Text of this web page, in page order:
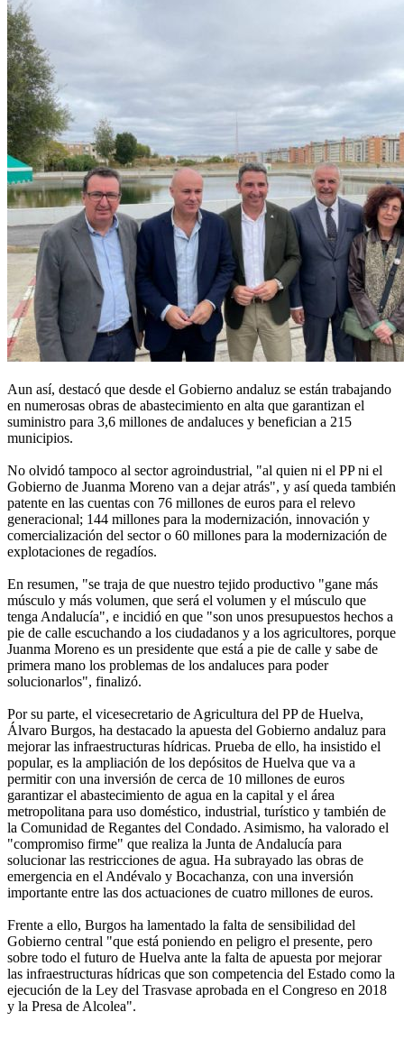
Aun así, destacó que desde el Gobierno andaluz se están trabajando
en numerosas obras de abastecimiento en alta que garantizan el
suministro para 3,6 millones de andaluces y benefician a 215
municipios.
No olvidó tampoco al sector agroindustrial, "al quien ni el PP ni el
Gobierno de Juanma Moreno van a dejar atrás", y así queda también
patente en las cuentas con 76 millones de euros para el relevo
generacional; 144 millones para la modernización, innovación y
comercialización del sector o 60 millones para la modernización de
explotaciones de regadíos.
En resumen, "se traja de que nuestro tejido productivo "gane más
músculo y más volumen, que será el volumen y el músculo que
tenga Andalucía", e incidió en que "son unos presupuestos hechos a
pie de calle escuchando a los ciudadanos y a los agricultores, porque
Juanma Moreno es un presidente que está a pie de calle y sabe de
primera mano los problemas de los andaluces para poder
solucionarlos", finalizó.
Por su parte, el vicesecretario de Agricultura del PP de Huelva,
Álvaro Burgos, ha destacado la apuesta del Gobierno andaluz para
mejorar las infraestructuras hídricas. Prueba de ello, ha insistido el
popular, es la ampliación de los depósitos de Huelva que va a
permitir con una inversión de cerca de 10 millones de euros
garantizar el abastecimiento de agua en la capital y el área
metropolitana para uso doméstico, industrial, turístico y también de
la Comunidad de Regantes del Condado. Asimismo, ha valorado el
"compromiso firme" que realiza la Junta de Andalucía para
solucionar las restricciones de agua. Ha subrayado las obras de
emergencia en el Andévalo y Bocachanza, con una inversión
importante entre las dos actuaciones de cuatro millones de euros.
Frente a ello, Burgos ha lamentado la falta de sensibilidad del
Gobierno central "que está poniendo en peligro el presente, pero
sobre todo el futuro de Huelva ante la falta de apuesta por mejorar
las infraestructuras hídricas que son competencia del Estado como la
ejecución de la Ley del Trasvase aprobada en el Congreso en 2018
y la Presa de Alcolea".